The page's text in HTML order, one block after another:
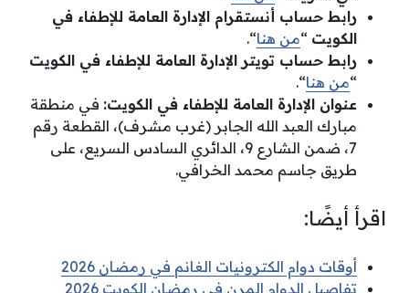
رابط حساب أنستقرام الإدارة العامة للإطفاء في
الكويت “من هنا“.
رابط حساب تويتر الإدارة العامة للإطفاء في الكويت
“من هنا“.
عنوان الإدارة العامة للإطفاء في الكويت: في منطقة
مبارك العبد الله الجابر (غرب مشرف)، القطعة رقم
7، ضمن الشارع 9، الدائري السادس السريع، على
طريق جاسم محمد الخرافي.
اقرأ أيضًا:
أوقات دوام الكترونيات الغانم في رمضان 2026
تفاصيل الدوام المرن في رمضان الكويت 2026